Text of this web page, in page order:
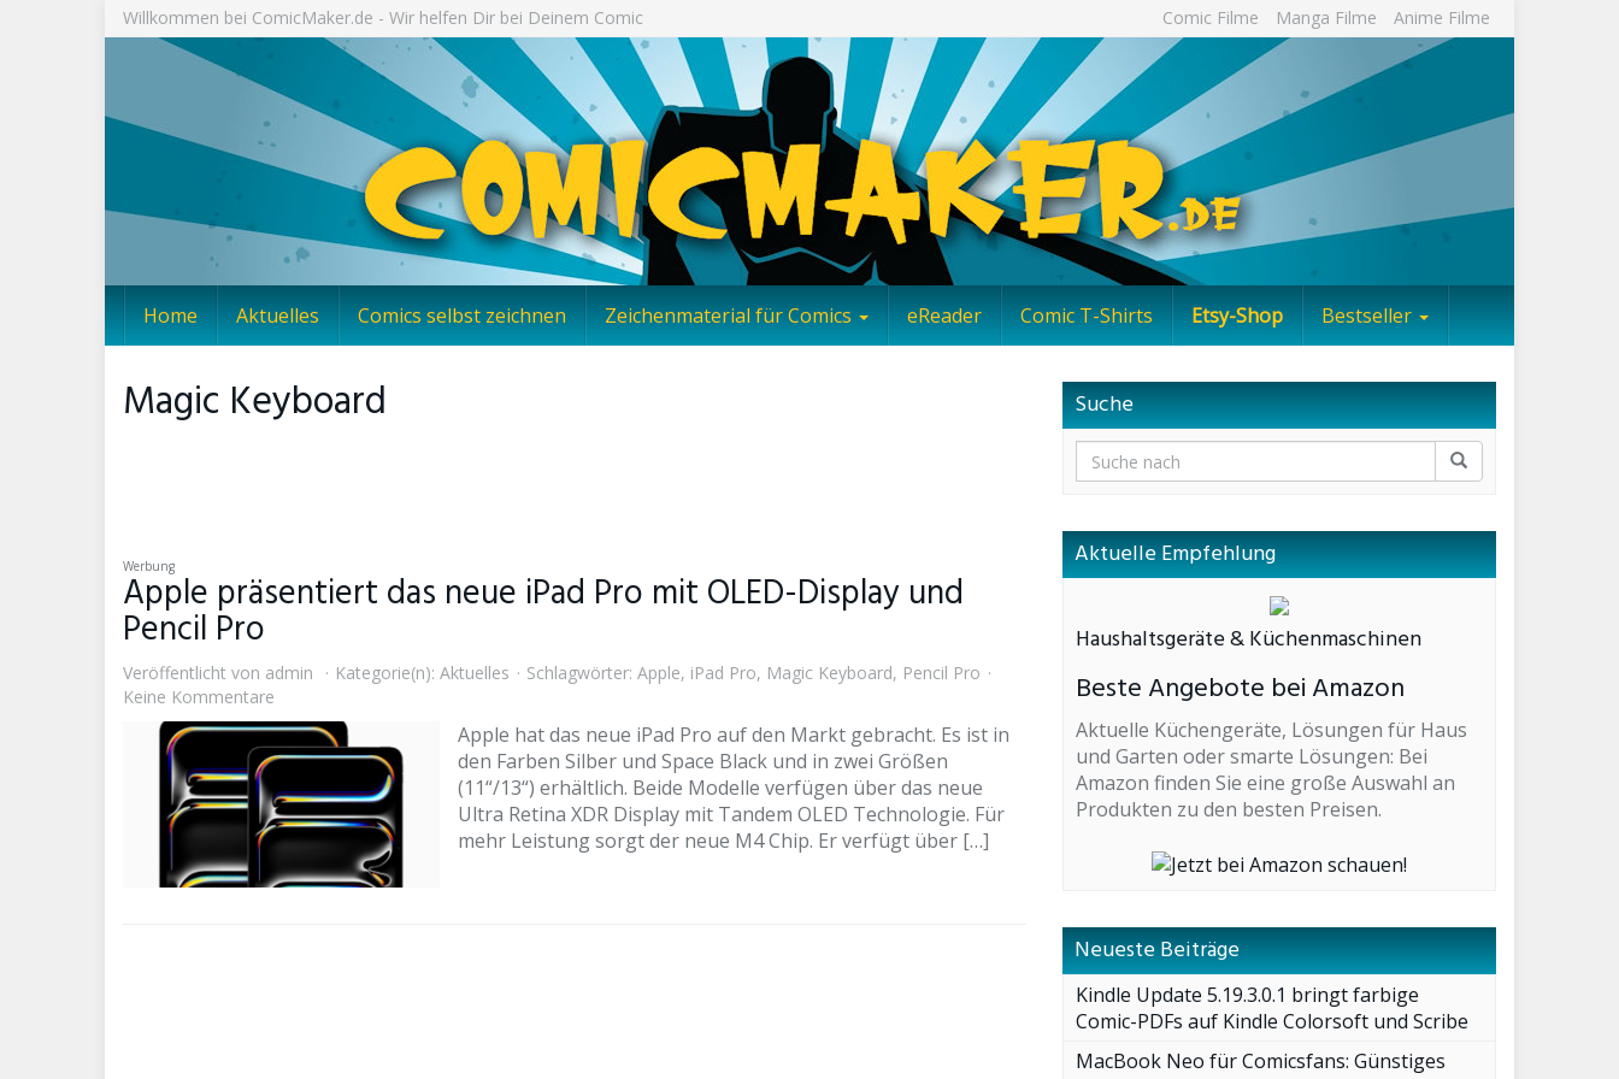
Willkommen bei ComicMaker.de - Wir helfen Dir bei Deinem Comic Comic Filme Manga Filme Anime Filme
Home Aktuelles Comics selbst zeichnen Zeichenmaterial für Comics eReader Comic T-Shirts Etsy-Shop Bestseller
Magic Keyboard
Werbung
Apple präsentiert das neue iPad Pro mit OLED-Display und
Pencil Pro
Veröffentlicht von admin Kategorie(n): Aktuelles Schlagwörter: Apple, iPad Pro, Magic Keyboard, Pencil Pro
Keine Kommentare
Apple hat das neue iPad Pro auf den Markt gebracht. Es ist in
den Farben Silber und Space Black und in zwei Größen
(11“/13“) erhältlich. Beide Modelle verfügen über das neue
Ultra Retina XDR Display mit Tandem OLED Technologie. Für
mehr Leistung sorgt der neue M4 Chip. Er verfügt über […]
Suche
Aktuelle Empfehlung
Haushaltsgeräte & Küchenmaschinen
Beste Angebote bei Amazon
Aktuelle Küchengeräte, Lösungen für Haus
und Garten oder smarte Lösungen: Bei
Amazon finden Sie eine große Auswahl an
Produkten zu den besten Preisen.
Neueste Beiträge
Kindle Update 5.19.3.0.1 bringt farbige
Comic-PDFs auf Kindle Colorsoft und Scribe
MacBook Neo für Comicsfans: Günstiges